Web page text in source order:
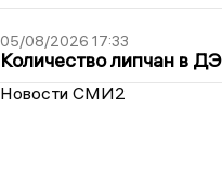
05/08/2026 17:33
Количество липчан в
Новости СМИ2